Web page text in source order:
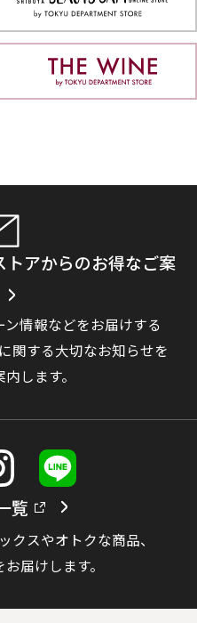
アからのお得なご案
情報などをお届けする
関する大切なお知らせを
します。
覧
クスやオトクな商品、
届けします。